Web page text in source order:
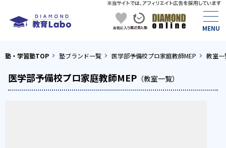
塾・学習塾TOP 塾ブランド一覧 医学部予備校プロ家庭教師MEP 教室一
医学部予備校プロ家庭教師MEP （教室一覧）